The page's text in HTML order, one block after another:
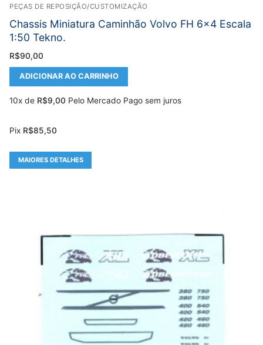
PEÇAS DE REPOSIÇÃO/CUSTOMIZAÇÃO
Chassis Miniatura Caminhão Volvo FH 6×4 Escala
1:50 Tekno.
R$90,00
ADICIONAR AO CARRINHO
10x de R$9,00 Pelo Mercado Pago sem juros
Pix R$85,50
MAIORES DETALHES